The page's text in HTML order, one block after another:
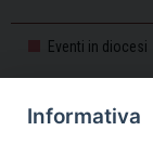
31 1
Eventi in diocesi
Informativa